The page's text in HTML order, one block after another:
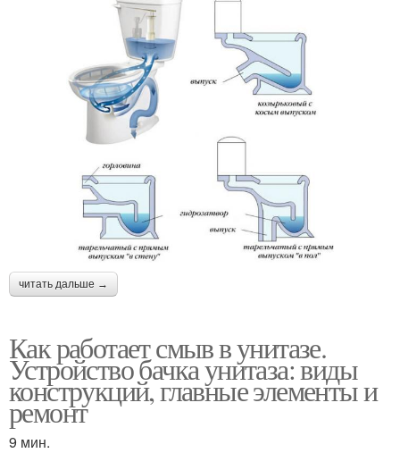
читать дальше →
Как работает смыв в унитазе.
Устройство бачка унитаза: виды
конструкций, главные элементы и
ремонт
9 мин.